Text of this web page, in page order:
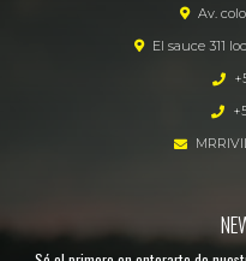
Av.
El sauce 311